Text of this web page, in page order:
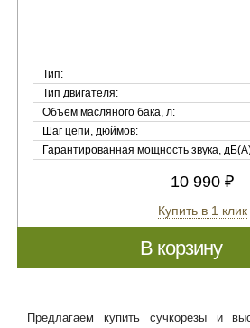
Тип:
Тип двигателя:
Объем масляного бака, л:
Шаг цепи, дюймов:
Гарантированная мощность звука,
10 990 ₽
Купить в 1 клик
В корзину
Предлагаем купить сучкорезы и